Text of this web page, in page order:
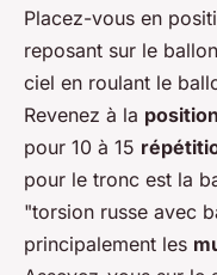
Placez-vous en
reposant sur le
ciel en roulant le
Revenez à la
pour 10 à 15
pour le tronc est la
"torsion russe avec
principalement les